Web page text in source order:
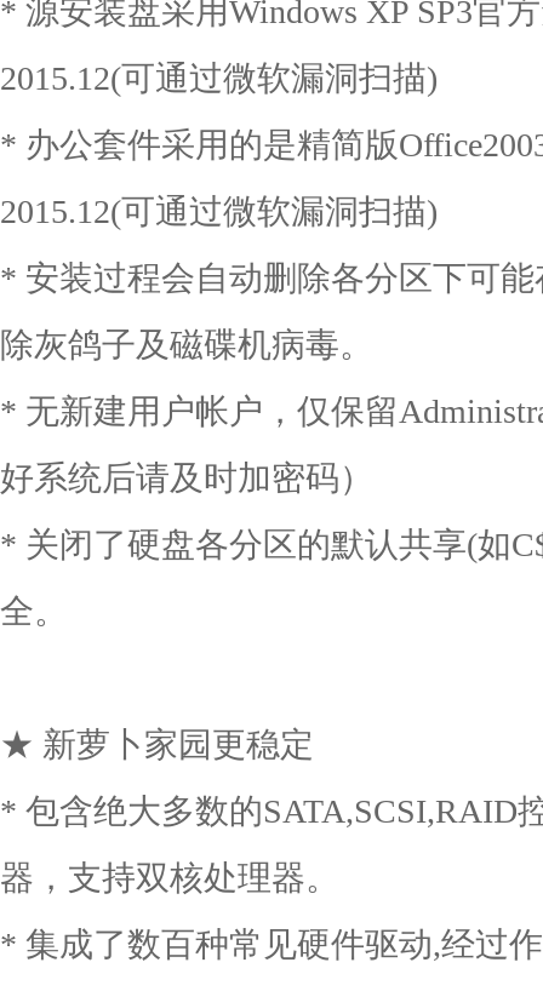
* 源安装盘采用Windows XP SP3官
2015.12(可通过微软漏洞扫描)
* 办公套件采用的是精简版
2015.12(可通过微软漏洞扫描)
* 安装过程会自动删除各分区下可
除灰鸽子及磁碟机病毒。
* 无新建用户帐户，仅保留
好系统后请及时加密码）
* 关闭了硬盘各分区的默认共享(如
全。
★ 新萝卜家园更稳定
* 包含绝大多数的SATA,SCSI,RAID
器，支持双核处理器。
* 集成了数百种常见硬件驱动,经过